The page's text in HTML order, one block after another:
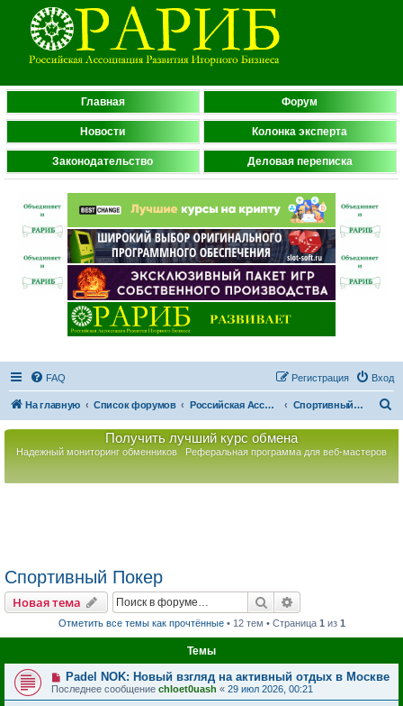
Главная Форум
Новости Колонка эксперта
Законодательство Деловая переписка
FAQ Вход
Регистрация
На главную Список форумов Российская Ассоциация Развития Игорного Бизнеса Спортивный Покер
Получить лучший курс обмена
Надежный мониторинг обменников Реферальная программа для веб-мастеров
Спортивный Покер
Новая тема Поиск
Отметить все темы как прочтённые• 12 тем • Страница 1 из 1
Темы
Padel NOK: Новый взгляд на активный отдых в Москве
Последнее сообщение chloet0uash « 29 июл 2026, 00:21